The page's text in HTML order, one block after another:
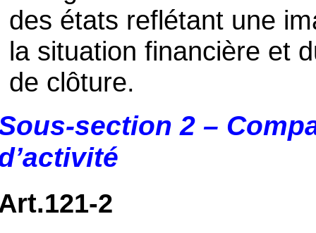
des états reflétant une
la situation financière et
de clôture.
section 2 –
2